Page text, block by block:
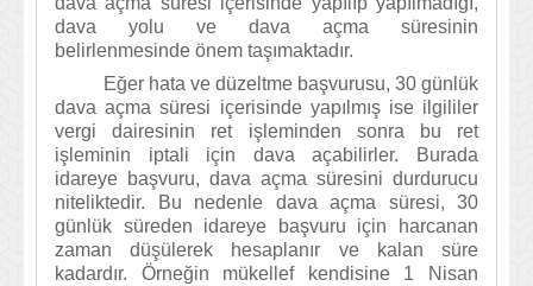
dava yolu ve dava açma süresinin
belirlenmesinde önem taşımaktadır.
Eğer hata ve düzeltme başvurusu, 30 günlük
dava açma süresi içerisinde yapılmış ise ilgililer
vergi dairesinin ret işleminden sonra bu ret
işleminin iptali için dava açabilirler. Burada
idareye başvuru, dava açma süresini durdurucu
niteliktedir. Bu nedenle dava açma süresi, 30
günlük süreden idareye başvuru için harcanan
zaman düşülerek hesaplanır ve kalan süre
kadardır. Örneğin mükellef kendisine 1 Nisan